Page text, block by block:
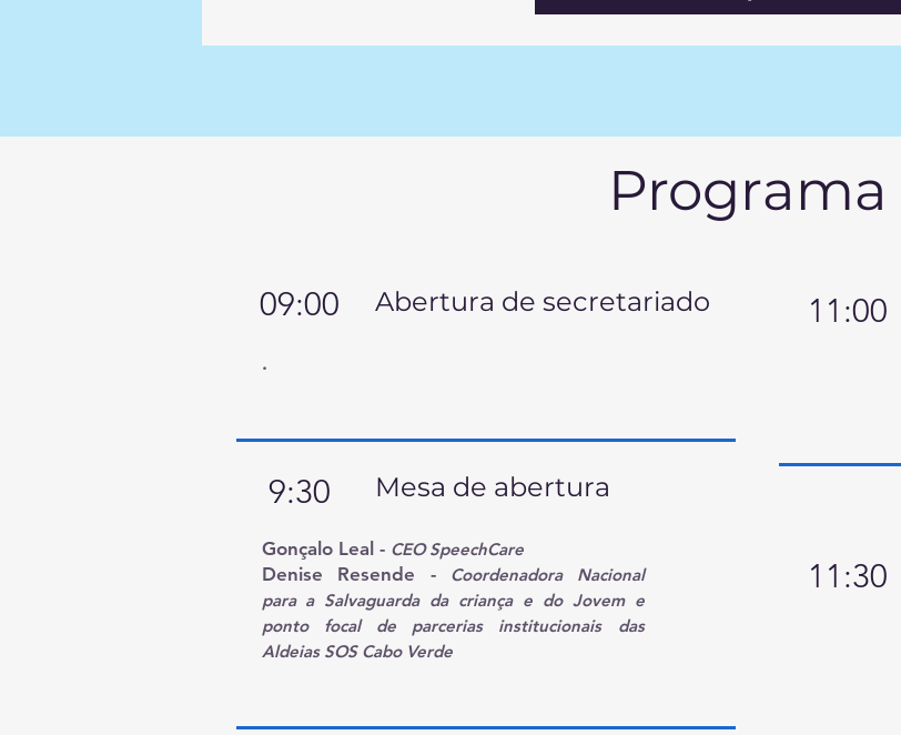
Programa
09:00 Abertura de secretariado
.
9:30 Mesa de abertura
Gonçalo Leal - CEO SpeechCare
Denise Resende - Coordenadora Nacional
para a Salvaguarda da criança e do Jovem e
ponto focal de parcerias institucionais das
Aldeias SOS Cabo Verde
11:00
11:30